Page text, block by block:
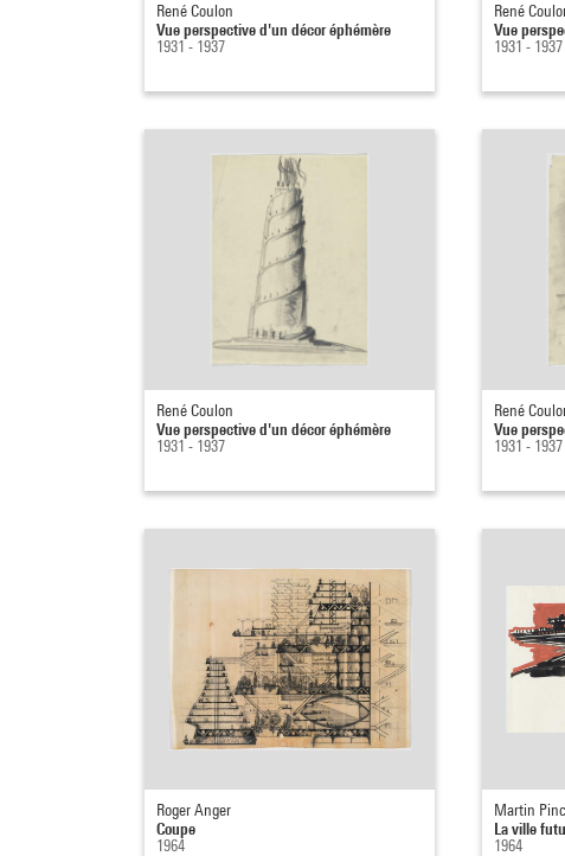
René Coulon
Vue perspective d'un décor éphémère
1931 - 1937
René
Vue
1931 - 1937
René Coulon
Vue perspective d'un décor éphémère
1931 - 1937
René
Vue
1931 - 1937
Roger Anger
Coupe
1964
Martin
La ville
1964